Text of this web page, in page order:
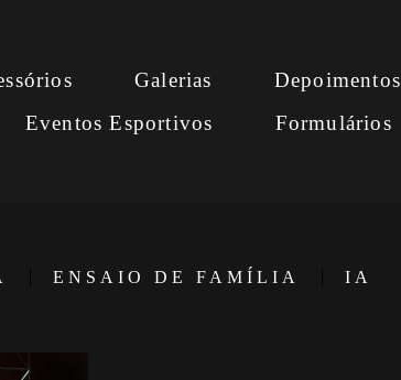
Galerias Depoimentos
Eventos Esportivos Formulários
ENSAIO DE FAMÍLIA IA